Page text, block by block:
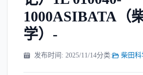
1000ASIBATA（
学）-
发布时间: 2025/11/14分类: 柴田科